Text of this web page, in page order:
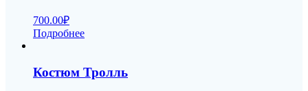
700.00₽
Подробнее
Костюм Тролль